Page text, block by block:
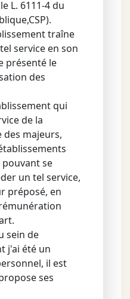
L. 6111-4 du
traîne
service en son
présenté le
des
qui
de la
majeurs,
se
un tel service,
préposé, en
sein de
j'ai été un
il est
ses